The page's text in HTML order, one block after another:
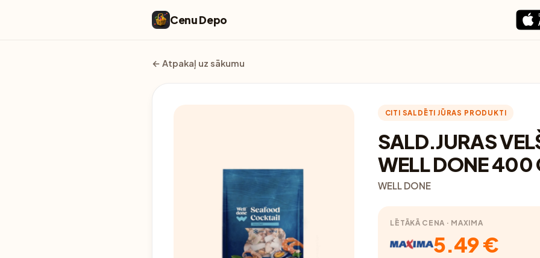
Cenu Depo
← Atpakaļ uz sākumu
CITI SALDĒTI JŪRAS PRODUKTI
SALD.JURAS
WELL DONE 400
WELL DONE
LĒTĀKĀ CENA · MAXIMA
5.49 €